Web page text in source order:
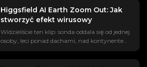
Higgsfield AI Earth Zoom Out: Jak
stworzyć efekt wirusowy
Widzieliście ten klip: sonda oddala się od jednej
osoby, leci ponad dachami, nad kontynentem,
aż do Ziemi, zawieszonej w przestrzeni. Trend
#EarthZoomOut został wyświetlony już